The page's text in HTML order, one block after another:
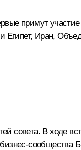
примут
Иран,
совета. В ходе
бизнес-